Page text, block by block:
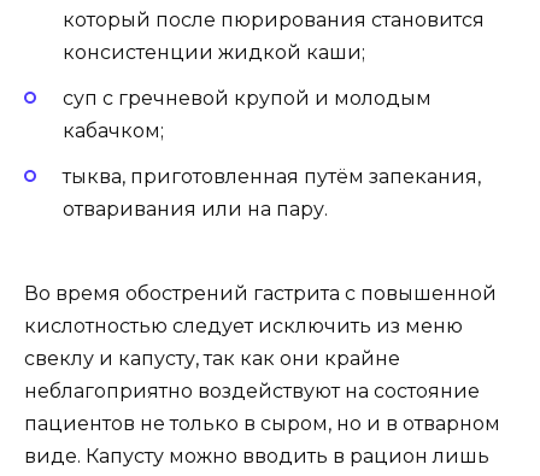
который после пюрирования становится
консистенции жидкой каши;
суп с гречневой крупой и молодым
кабачком;
тыква, приготовленная путём запекания,
отваривания или на пару.
Во время обострений гастрита с повышенной
кислотностью следует исключить из меню
свеклу и капусту, так как они крайне
неблагоприятно воздействуют на состояние
пациентов не только в сыром, но и в отварном
виде. Капусту можно вводить в рацион лишь